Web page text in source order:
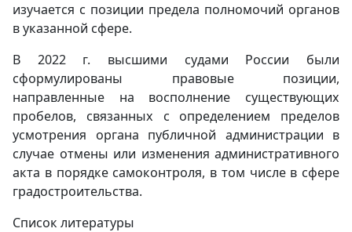
изучается с позиции предела полномочий органов
в указанной сфере.
В 2022 г. высшими судами России были
сформулированы правовые позиции,
направленные на восполнение существующих
пробелов, связанных с определением пределов
усмотрения органа публичной администрации в
случае отмены или изменения административного
акта в порядке самоконтроля, в том числе в сфере
градостроительства.
Список литературы